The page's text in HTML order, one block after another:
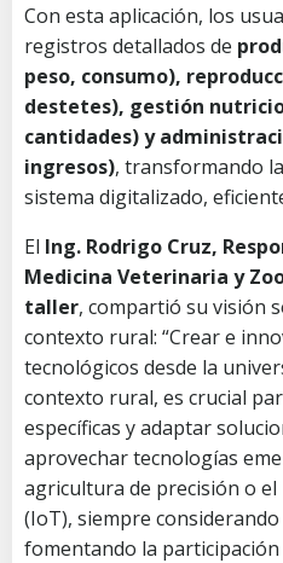
Con esta aplicación, los
registros detallados de
peso, consumo),
destetes), gestión
cantidades) y
ingresos), transformando
sistema digitalizado,
El Ing. Rodrigo Cruz,
Medicina Veterinaria y
taller, compartió su visión
contexto rural: “Crear e
tecnológicos desde la
contexto rural, es crucial
específicas y adaptar
aprovechar tecnologías
agricultura de precisión o el
(IoT), siempre
fomentando la